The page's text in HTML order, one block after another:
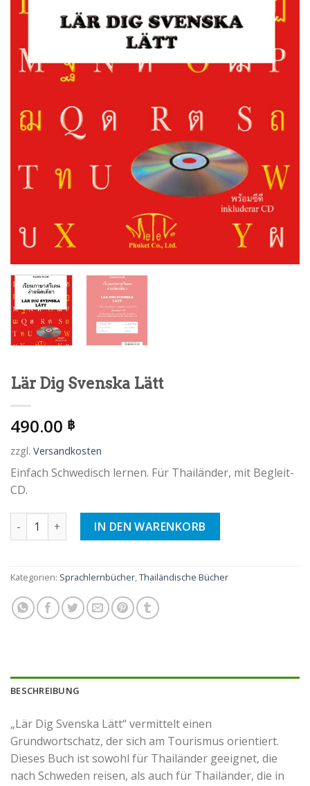
Lär Dig Svenska Lätt
490.00 ฿
zzgl. Versandkosten
Einfach Schwedisch lernen. Für Thailänder, mit Begleit-
CD.
Lär Dig Svenska Lätt MengeIN DEN WARENKORB
Kategorien: Sprachlernbücher,Thailändische Bücher
BESCHREIBUNG
„Lär Dig Svenska Lätt“ vermittelt einen
Grundwortschatz, der sich am Tourismus orientiert.
Dieses Buch ist sowohl für Thailänder geeignet, die
nach Schweden reisen, als auch für Thailänder, die in